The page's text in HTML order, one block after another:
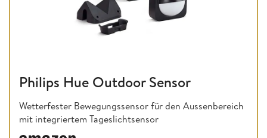
Philips Hue Outdoor Sensor
Wetterfester Bewegungssensor für den Aussenbereich
mit integriertem Tageslichtsensor